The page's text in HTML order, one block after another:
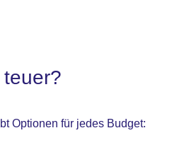
Optionen für jedes Budget: